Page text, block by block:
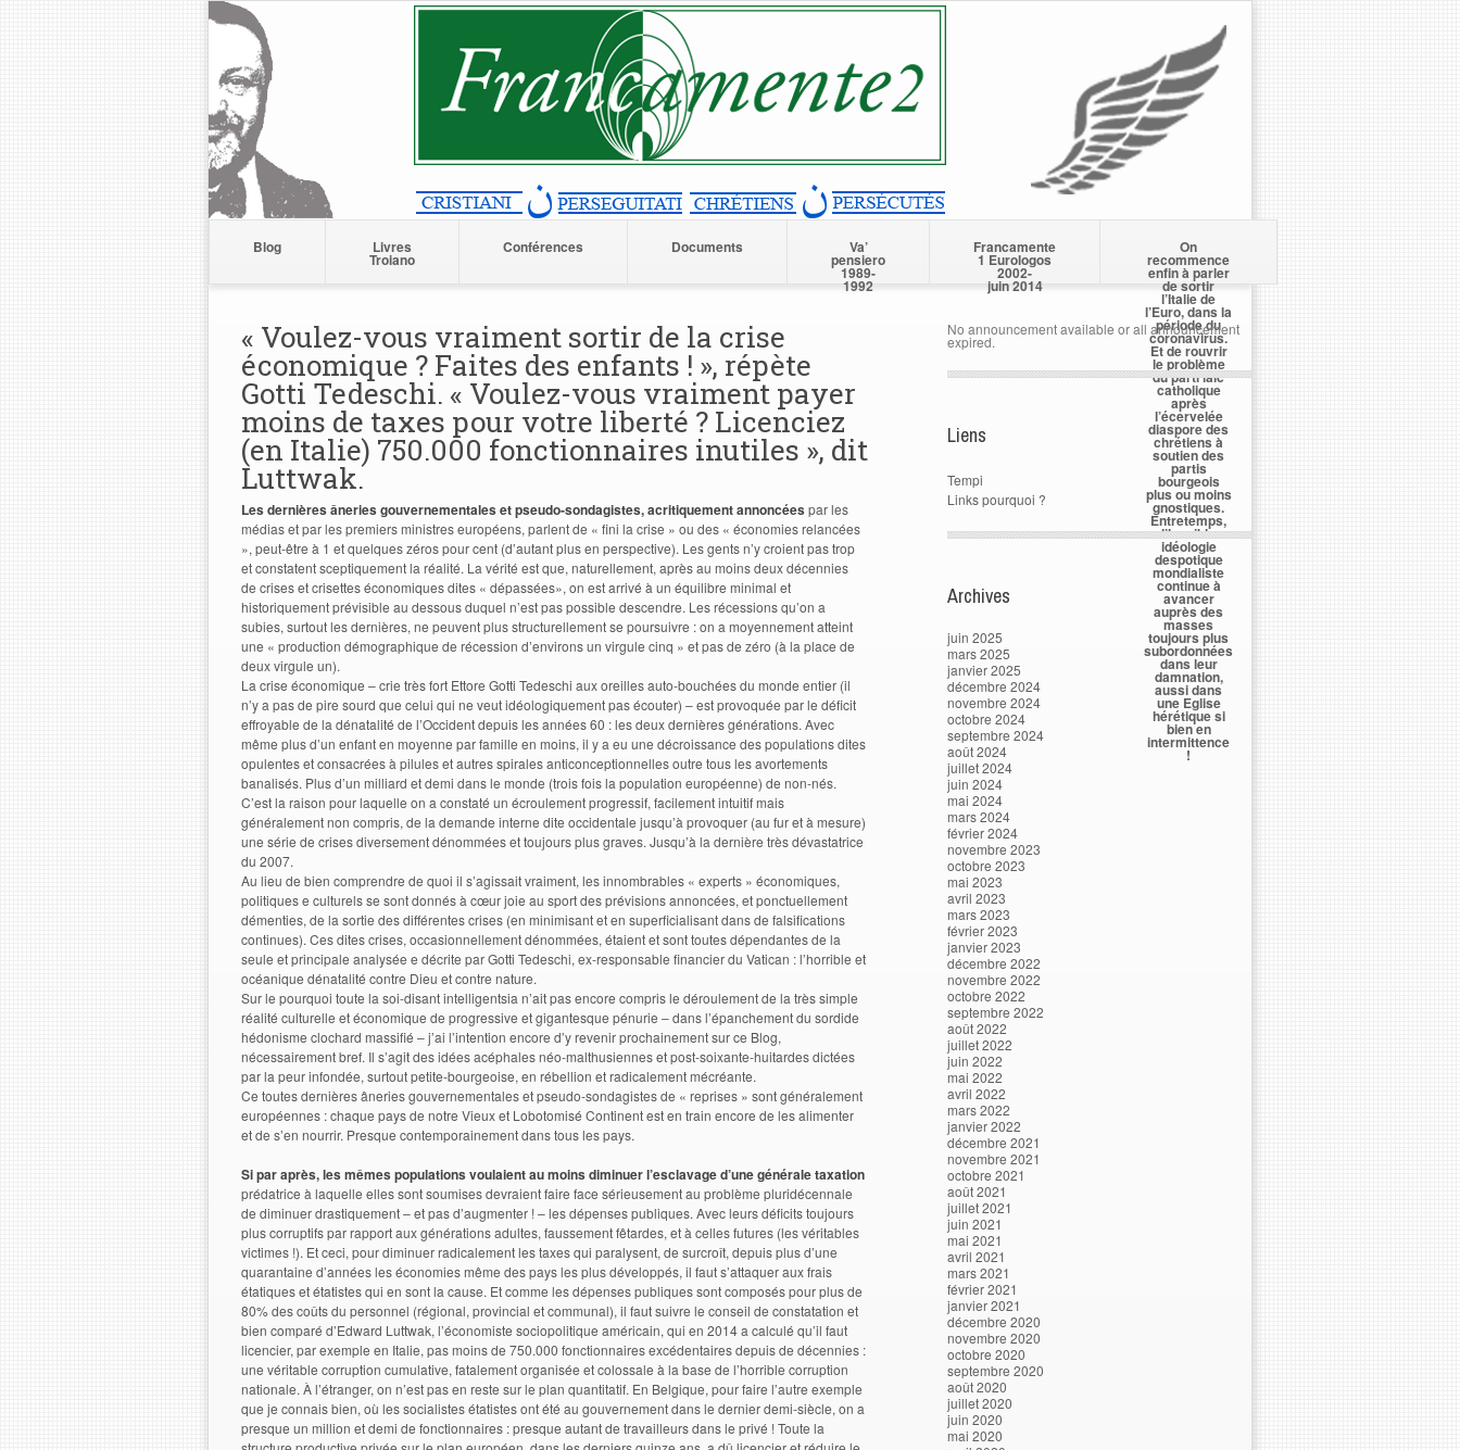
Blog Livres
Troiano
Conférences Documents Va’
pensiero
1989-
1992
Francamente
1 Eurologos
2002-
juin 2014
On
recommence
enfin à parler
de sortir
l’Italie de
l’Euro, dans la
période du
coronavirus.
Et de rouvrir
le problème
du parti laïc
catholique
après
l’écervelée
diaspore des
chrétiens à
soutien des
partis
bourgeois
plus ou moins
gnostiques.
Entretemps,
l’horrible
idéologie
despotique
mondialiste
continue à
avancer
auprès des
masses
toujours plus
subordonnées
dans leur
damnation,
aussi dans
une Eglise
hérétique si
bien en
intermittence
!
« Voulez-vous vraiment sortir de la crise
économique ? Faites des enfants ! », répète
Gotti Tedeschi. « Voulez-vous vraiment payer
moins de taxes pour votre liberté ? Licenciez
(en Italie) 750.000 fonctionnaires inutiles », dit
Luttwak.
Les dernières âneries gouvernementales et pseudo-sondagistes, acritiquement annoncées par les
médias et par les premiers ministres européens, parlent de « fini la crise » ou des « économies relancées
», peut-être à 1 et quelques zéros pour cent (d’autant plus en perspective). Les gents n’y croient pas trop
et constatent sceptiquement la réalité. La vérité est que, naturellement, après au moins deux décennies
de crises et crisettes économiques dites « dépassées», on est arrivé à un équilibre minimal et
historiquement prévisible au dessous duquel n’est pas possible descendre. Les récessions qu’on a
subies, surtout les dernières, ne peuvent plus structurellement se poursuivre : on a moyennement atteint
une « production démographique de récession d’environs un virgule cinq » et pas de zéro (à la place de
deux virgule un).
La crise économique – crie très fort Ettore Gotti Tedeschi aux oreilles auto-bouchées du monde entier (il
n’y a pas de pire sourd que celui qui ne veut idéologiquement pas écouter) – est provoquée par le déficit
effroyable de la dénatalité de l’Occident depuis les années 60 : les deux dernières générations. Avec
même plus d’un enfant en moyenne par famille en moins, il y a eu une décroissance des populations dites
opulentes et consacrées à pilules et autres spirales anticonceptionnelles outre tous les avortements
banalisés. Plus d’un milliard et demi dans le monde (trois fois la population européenne) de non-nés.
C’est la raison pour laquelle on a constaté un écroulement progressif, facilement intuitif mais
généralement non compris, de la demande interne dite occidentale jusqu’à provoquer (au fur et à mesure)
une série de crises diversement dénommées et toujours plus graves. Jusqu’à la dernière très dévastatrice
du 2007.
Au lieu de bien comprendre de quoi il s’agissait vraiment, les innombrables « experts » économiques,
politiques e culturels se sont donnés à cœur joie au sport des prévisions annoncées, et ponctuellement
démenties, de la sortie des différentes crises (en minimisant et en superficialisant dans de falsifications
continues). Ces dites crises, occasionnellement dénommées, étaient et sont toutes dépendantes de la
seule et principale analysée e décrite par Gotti Tedeschi, ex-responsable financier du Vatican : l’horrible et
océanique dénatalité contre Dieu et contre nature.
Sur le pourquoi toute la soi-disant intelligentsia n’ait pas encore compris le déroulement de la très simple
réalité culturelle et économique de progressive et gigantesque pénurie – dans l’épanchement du sordide
hédonisme clochard massifié – j’ai l’intention encore d’y revenir prochainement sur ce Blog,
nécessairement bref. Il s’agit des idées acéphales néo-malthusiennes et post-soixante-huitardes dictées
par la peur infondée, surtout petite-bourgeoise, en rébellion et radicalement mécréante.
Ce toutes dernières âneries gouvernementales et pseudo-sondagistes de « reprises » sont généralement
européennes : chaque pays de notre Vieux et Lobotomisé Continent est en train encore de les alimenter
et de s’en nourrir. Presque contemporainement dans tous les pays.
Si par après, les mêmes populations voulaient au moins diminuer l’esclavage d’une générale taxation
prédatrice à laquelle elles sont soumises devraient faire face sérieusement au problème pluridécennale
de diminuer drastiquement – et pas d’augmenter ! – les dépenses publiques. Avec leurs déficits toujours
plus corruptifs par rapport aux générations adultes, faussement fêtardes, et à celles futures (les véritables
victimes !). Et ceci, pour diminuer radicalement les taxes qui paralysent, de surcroît, depuis plus d’une
quarantaine d’années les économies même des pays les plus développés, il faut s’attaquer aux frais
étatiques et étatistes qui en sont la cause. Et comme les dépenses publiques sont composés pour plus de
80% des coûts du personnel (régional, provincial et communal), il faut suivre le conseil de constatation et
bien comparé d’Edward Luttwak, l’économiste sociopolitique américain, qui en 2014 a calculé qu’il faut
licencier, par exemple en Italie, pas moins de 750.000 fonctionnaires excédentaires depuis de décennies :
une véritable corruption cumulative, fatalement organisée et colossale à la base de l’horrible corruption
nationale. À l’étranger, on n’est pas en reste sur le plan quantitatif. En Belgique, pour faire l’autre exemple
que je connais bien, où les socialistes étatistes ont été au gouvernement dans le dernier demi-siècle, on a
presque un million et demi de fonctionnaires : presque autant de travailleurs dans le privé ! Toute la
No announcement available or all announcement
expired.
Liens
Tempi
Links pourquoi ?
Archives
juin 2025
mars 2025
janvier 2025
décembre 2024
novembre 2024
octobre 2024
septembre 2024
août 2024
juillet 2024
juin 2024
mai 2024
mars 2024
février 2024
novembre 2023
octobre 2023
mai 2023
avril 2023
mars 2023
février 2023
janvier 2023
décembre 2022
novembre 2022
octobre 2022
septembre 2022
août 2022
juillet 2022
juin 2022
mai 2022
avril 2022
mars 2022
janvier 2022
décembre 2021
novembre 2021
octobre 2021
août 2021
juillet 2021
juin 2021
mai 2021
avril 2021
mars 2021
février 2021
janvier 2021
décembre 2020
novembre 2020
octobre 2020
septembre 2020
août 2020
juillet 2020
juin 2020
mai 2020